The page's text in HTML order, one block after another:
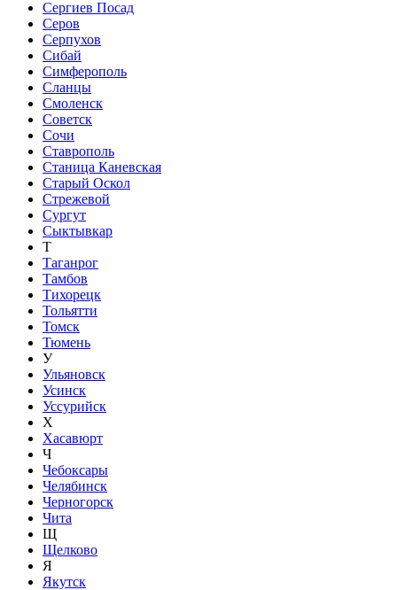
Сергиев Посад
Серов
Серпухов
Сибай
Симферополь
Сланцы
Смоленск
Советск
Сочи
Ставрополь
Станица Каневская
Старый Оскол
Стрежевой
Сургут
Сыктывкар
Т
Таганрог
Тамбов
Тихорецк
Тольятти
Томск
Тюмень
У
Ульяновск
Усинск
Уссурийск
Х
Хасавюрт
Ч
Чебоксары
Челябинск
Черногорск
Чита
Щ
Щелково
Я
Якутск